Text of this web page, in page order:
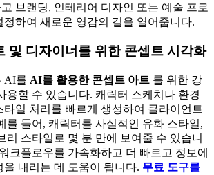
브랜딩, 인테리어 디자인 또는 예술 프로
정하여 새로운 영감의 길을 열어줍니다.
및 디자이너를 위한 콘셉트 시각화
AI를 AI를 활용한 콘셉트 아트 를 위한 강
용할 수 있습니다. 캐릭터 스케치나 환경
타일 처리를 빠르게 생성하여 클라이언트
를 들어, 캐릭터를 사실적인 유화 스타일,
리 스타일로 몇 분 만에 보여줄 수 있습니
크플로우를 가속화하고 더 빠르고 정보에
을 내리는 데 도움이 됩니다. 무료 도구를